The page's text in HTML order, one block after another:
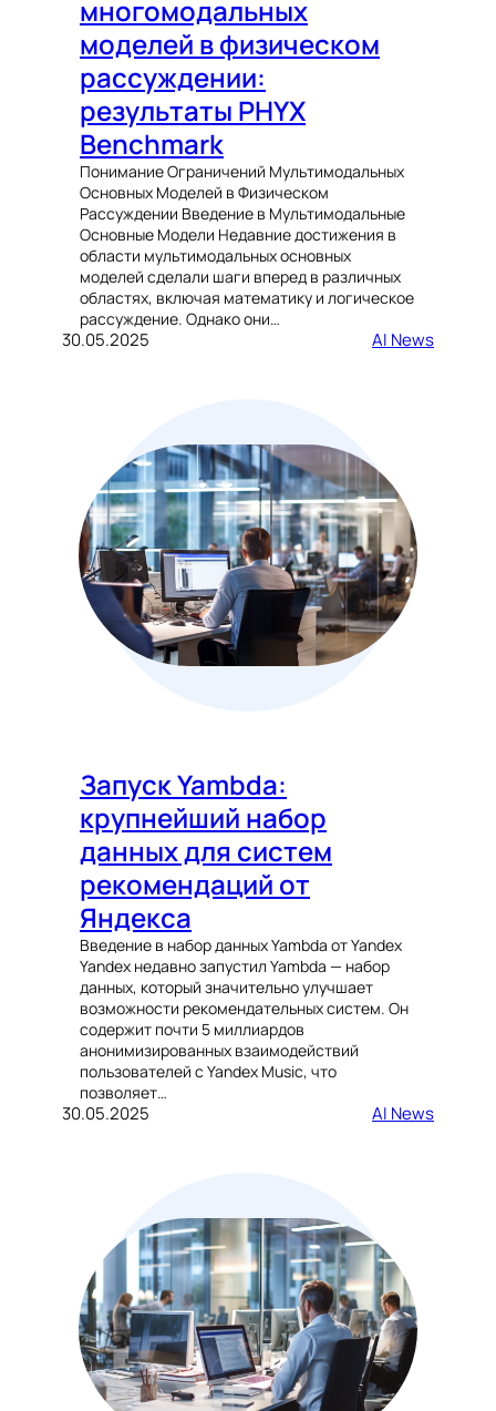
многомодальных
моделей в физическом
рассуждении:
результаты PHYX
Benchmark
Понимание Ограничений Мультимодальных
Основных Моделей в Физическом
Рассуждении Введение в Мультимодальные
Основные Модели Недавние достижения в
области мультимодальных основных
моделей сделали шаги вперед в различных
областях, включая математику и логическое
рассуждение. Однако они…
30.05.2025 AI News
Запуск Yambda:
крупнейший набор
данных для систем
рекомендаций от
Яндекса
Введение в набор данных Yambda от Yandex
Yandex недавно запустил Yambda — набор
данных, который значительно улучшает
возможности рекомендательных систем. Он
содержит почти 5 миллиардов
анонимизированных взаимодействий
пользователей с Yandex Music, что
позволяет…
30.05.2025 AI News